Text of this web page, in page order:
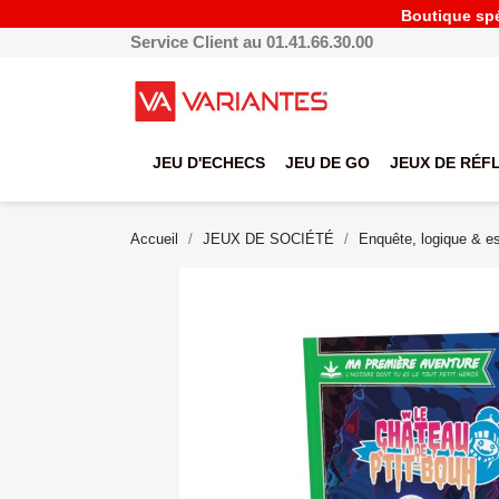
Boutique
Service Client au 01.41.66.30.00
JEU D'ECHECS JEU DE GO JEUX DE
Accueil JEUX DE SOCIÉTÉ Enquête, logique &